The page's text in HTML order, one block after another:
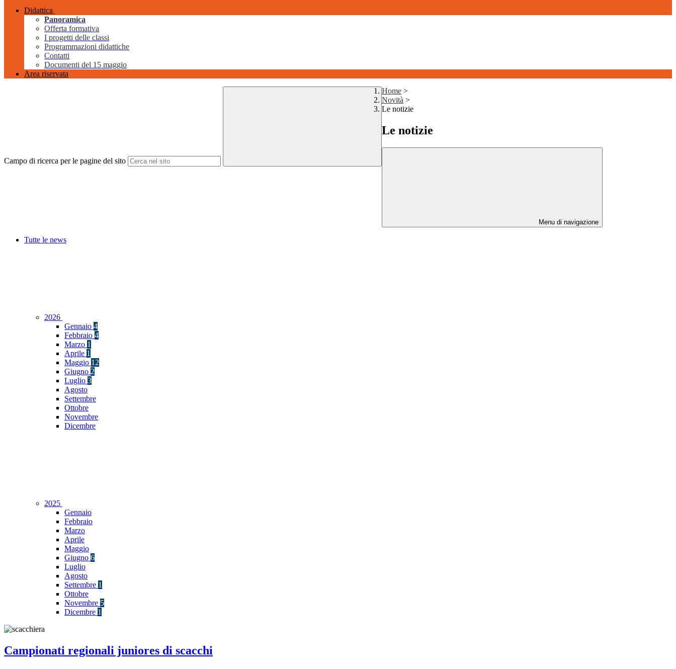
Didattica
Panoramica
Offerta formativa
I progetti delle classi
Programmazioni didattiche
Contatti
Documenti del 15 maggio
Area riservata
Campo di ricerca per le pagine del sito
Home >
Novità >
Le notizie
Le notizie
Menu di navigazione
Tutte le news
2026
Gennaio 4
Febbraio 4
Marzo 1
Aprile 1
Maggio 12
Giugno 2
Luglio 3
Agosto
Settembre
Ottobre
Novembre
Dicembre
2025
Gennaio
Febbraio
Marzo
Aprile
Maggio
Giugno 6
Luglio
Agosto
Settembre 1
Ottobre
Novembre 5
Dicembre 1
Campionati regionali juniores di scacchi